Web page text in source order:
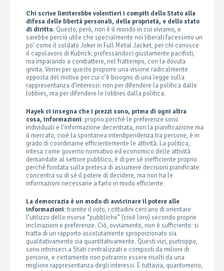
Chi scrive limiterebbe volentieri i compiti dello Stato alla
difesa delle libertà personali, della proprietà, e dello stato
di diritto. Questo, però, non è il mondo in cui viviamo, e
sarebbe perciò utile che specialmente noi liberali facessimo un
po’ come il soldato Joker in Full Metal Jacket, per chi conosce
il capolavoro di Kubrick: professandoci giustamente pacifisti,
ma imparando a combattere, nel frattempo, con la dovuta
grinta. Vorrei per questo proporre una visione radicalmente
opposta del motivo per cui c’è bisogno di una legge sulla
rappresentanza d’interessi: non per difendere la politica dalle
lobbies, ma per difendere le lobbies dalla politica.
Hayek ci insegna che i prezzi sono, prima di ogni altra
cosa, informazioni: proprio perché le preferenze sono
individuali e l’informazione decentrata, non la pianificazione ma
il mercato, cioè la spontanea interdipendenza tra persone, è in
grado di coordinarne efficientemente le attività. La politica,
intesa come governo normativo ed economico delle attività
demandate al settore pubblico, è di per sé inefficiente proprio
perché fondata sulla pretesa di assumere decisioni pianificate:
concentra su di sé il potere di decidere, ma non ha le
informazioni necessarie a farlo in modo efficiente.
La democrazia è un modo di avvicinare il potere alle
informazioni: tramite il voto, i cittadini cercano di orientare
l’utilizzo delle risorse “pubbliche” (cioè loro) secondo proprie
inclinazioni e preferenze. Ciò, ovviamente, non è sufficiente: si
tratta di un rapporto assolutamente sproporzionato sia
qualitativamente sia quantitativamente. Questi vizi, purtroppo,
sono intrinseci a Stati centralizzati e composti da milioni di
persone, e certamente non potranno essere risolti da una
migliore rappresentanza degli interessi. E tuttavia, quantomeno,